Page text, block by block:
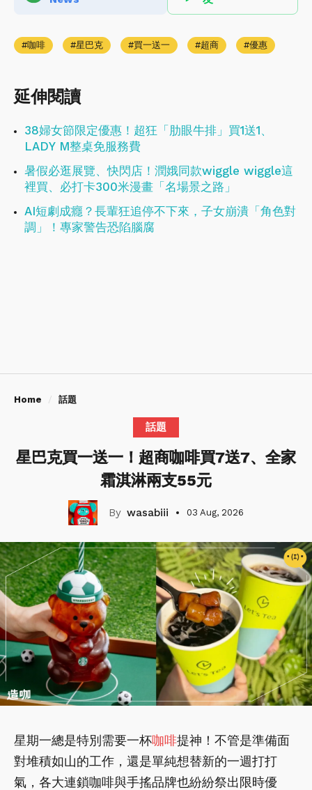
咖啡 星巴克 買一送一 超商 優惠
延伸閱讀
38婦女節限定優惠！超狂「肋眼牛排」買1送1、
LADY M整桌免服務費
暑假必逛展覽、快閃店！潤娥同款wiggle wiggle這
裡買、必打卡300米漫畫「名場景之路」
AI短劇成癮？長輩狂追停不下來，子女崩潰「角色對
調」！專家警告恐陷腦腐
Home 話題
話題
星巴克買一送一！超商咖啡買7送7、全家
霜淇淋兩支55元
wasabiii 03 Aug, 2026
星期一總是特別需要一杯咖啡提神！不管是準備面
對堆積如山的工作，還是單純想替新的一週打打
氣，各大連鎖咖啡與手搖品牌也紛紛祭出限時優